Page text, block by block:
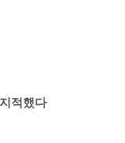
적했다